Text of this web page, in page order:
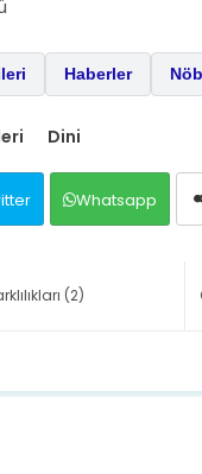
Haberler
Dini
Whatsapp
(2)